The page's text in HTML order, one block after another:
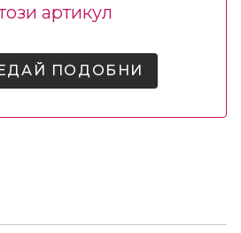
артикул
ПОДОБНИ